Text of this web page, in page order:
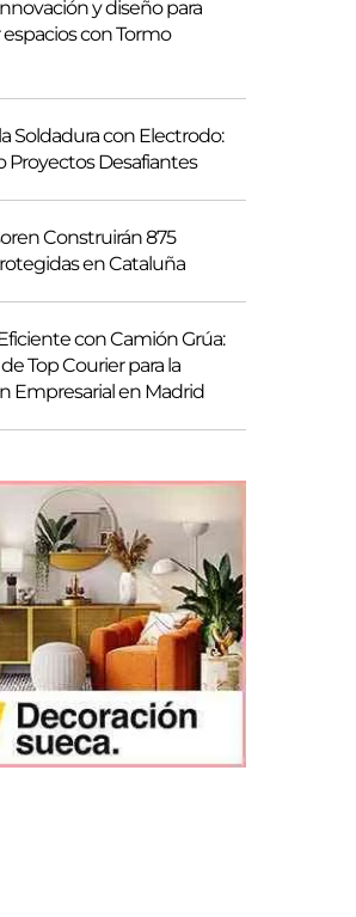
y diseño para
con Tormo
Soldadura con Electrodo:
Proyectos Desafiantes
Construirán 875
en Cataluña
con Camión Grúa:
Top Courier para la
Empresarial en Madrid